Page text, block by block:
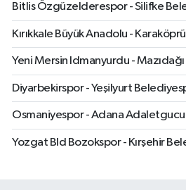
Bitlis Özgüzelderespor - Silifke
Kırıkkale Büyük Anadolu -
Yeni Mersin Idmanyurdu -
Diyarbekirspor - Yeşilyurt
Osmaniyespor - Adana Adaletgucu
Yozgat Bld Bozokspor - Kırşehir